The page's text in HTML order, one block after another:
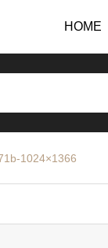
HOME
1024×1366